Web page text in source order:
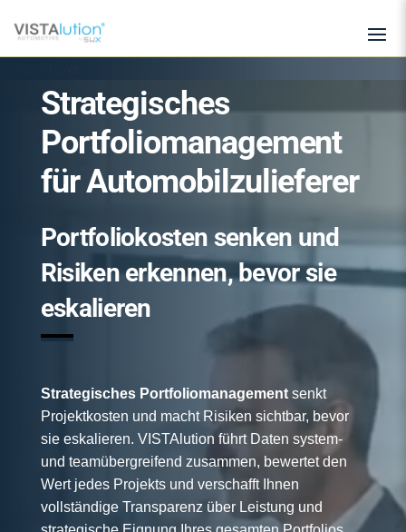
Strategisches
Portfoliomanagement
für Automobilzulieferer
Portfoliokosten senken und
Risiken erkennen, bevor sie
eskalieren
Strategisches Portfoliomanagementsenkt
Projektkosten und macht Risiken sichtbar, bevor
sie eskalieren. VISTAlution führt Daten system-
und teamübergreifend zusammen, bewertet den
Wert jedes Projekts und verschafft Ihnen
vollständige Transparenz über Leistung und